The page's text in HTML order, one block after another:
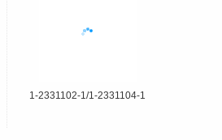
1-2331102-1/1-2331104-1